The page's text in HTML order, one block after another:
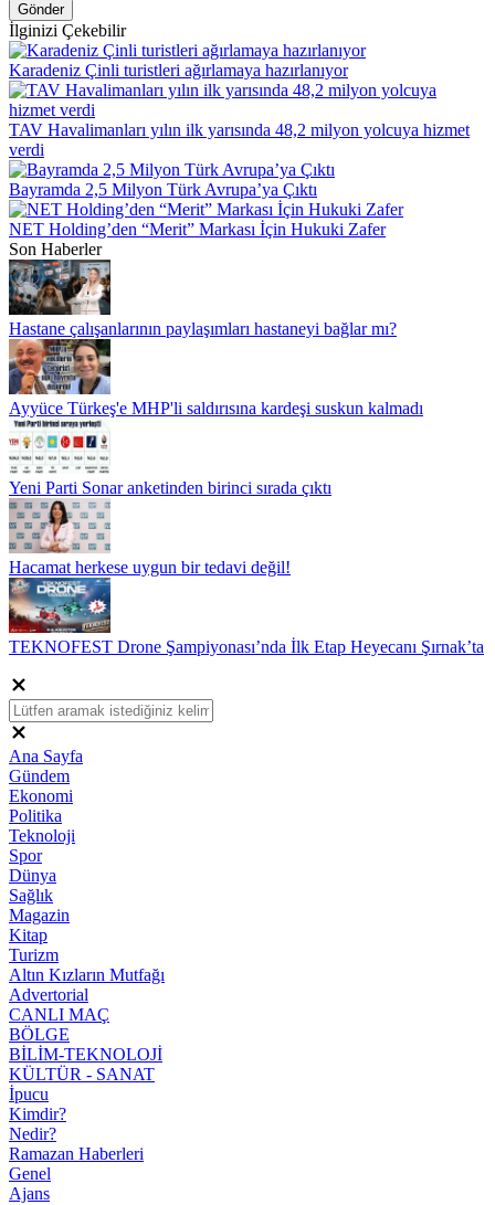
Gönder
İlginizi Çekebilir
Karadeniz Çinli turistleri ağırlamaya hazırlanıyor
TAV Havalimanları yılın ilk yarısında 48,2 milyon yolcuya hizmet
verdi
Bayramda 2,5 Milyon Türk Avrupa’ya Çıktı
NET Holding’den “Merit” Markası İçin Hukuki Zafer
Son Haberler
Hastane çalışanlarının paylaşımları hastaneyi bağlar mı?
Ayyüce Türkeş'e MHP'li saldırısına kardeşi suskun kalmadı
Yeni Parti Sonar anketinden birinci sırada çıktı
Hacamat herkese uygun bir tedavi değil!
TEKNOFEST Drone Şampiyonası’nda İlk Etap Heyecanı Şırnak’ta
Ana Sayfa
Gündem
Ekonomi
Politika
Teknoloji
Spor
Dünya
Sağlık
Magazin
Kitap
Turizm
Altın Kızların Mutfağı
Advertorial
CANLI MAÇ
BÖLGE
BİLİM-TEKNOLOJİ
KÜLTÜR - SANAT
İpucu
Kimdir?
Nedir?
Ramazan Haberleri
Genel
Ajans